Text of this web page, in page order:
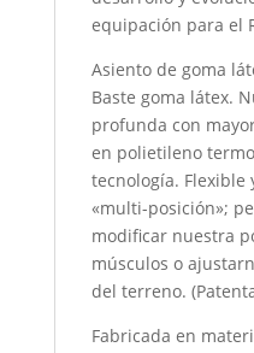
equipación para el
Asiento de goma
Baste goma látex.
profunda con
en polietileno
tecnología. Flexible
«multi-posición»;
modificar nuestra
músculos o
del terreno.
Fabricada en